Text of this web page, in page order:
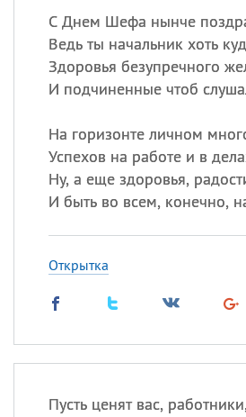
С Днем Шефа нынче
Ведь ты начальник хоть
Здоровья безупречного
И подчиненные чтоб
На горизонте личном
Успехов на работе и в
Ну, а еще здоровья,
И быть во всем, конечно,
Открытка
Пусть ценят вас,